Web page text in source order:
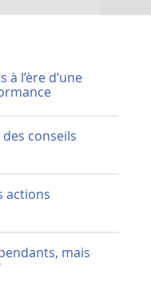
l’ère d’une
conseils
actions
mais